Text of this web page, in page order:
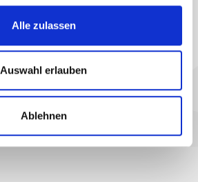
Alle zulassen
Auswahl erlauben
Ablehnen
Suchen